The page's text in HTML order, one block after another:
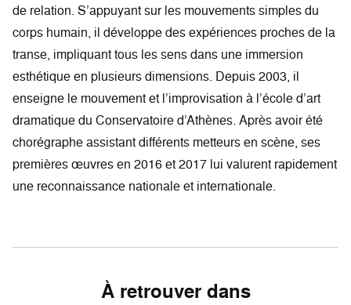
de relation. S’appuyant sur les mouvements simples du
corps humain, il développe des expériences proches de la
transe, impliquant tous les sens dans une immersion
esthétique en plusieurs dimensions. Depuis 2003, il
enseigne le mouvement et l’improvisation à l’école d’art
dramatique du Conservatoire d’Athènes. Après avoir été
chorégraphe assistant différents metteurs en scène, ses
premières œuvres en 2016 et 2017 lui valurent rapidement
une reconnaissance nationale et internationale.
À retrouver dans